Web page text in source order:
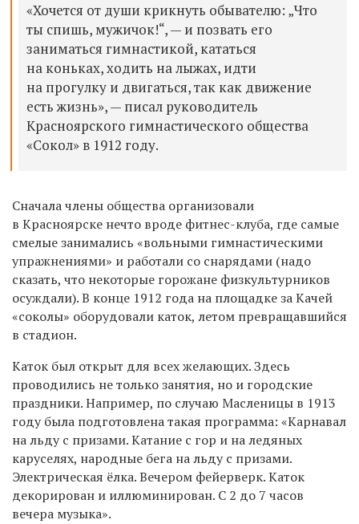
«Хочется от души крикнуть обывателю: „Что
ты спишь, мужичок!“, — и позвать его
заниматься гимнастикой, кататься
на коньках, ходить на лыжах, идти
на прогулку и двигаться, так как движение
есть жизнь», — писал руководитель
Красноярского гимнастического общества
«Сокол» в 1912 году.
Сначала члены общества организовали
в Красноярске нечто вроде фитнес-клуба, где самые
смелые занимались «вольными гимнастическими
упражнениями» и работали со снарядами (надо
сказать, что некоторые горожане физкультурников
осуждали). В конце 1912 года на площадке за Качей
«соколы» оборудовали каток, летом превращавшийся
в стадион.
Каток был открыт для всех желающих. Здесь
проводились не только занятия, но и городские
праздники. Например, по случаю Масленицы в 1913
году была подготовлена такая программа: «Карнавал
на льду с призами. Катание с гор и на ледяных
каруселях, народные бега на льду с призами.
Электрическая ёлка. Вечером фейерверк. Каток
декорирован и иллюминирован. С 2 до 7 часов
вечера музыка».